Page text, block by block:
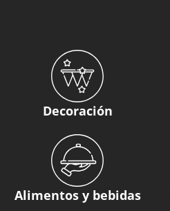
Decoración
Alimentos y bebidas